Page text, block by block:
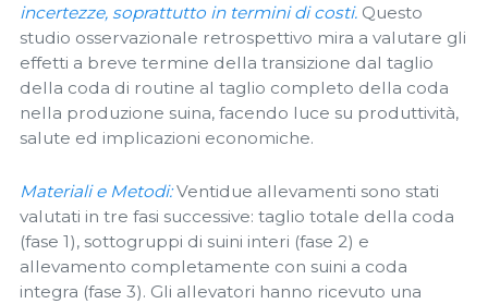
incertezze, soprattutto in termini di costi. Questo
studio osservazionale retrospettivo mira a valutare gli
effetti a breve termine della transizione dal taglio
della coda di routine al taglio completo della coda
nella produzione suina, facendo luce su produttività,
salute ed implicazioni economiche.
Materiali e Metodi:Ventidue allevamenti sono stati
valutati in tre fasi successive: taglio totale della coda
(fase 1), sottogruppi di suini interi (fase 2) e
allevamento completamente con suini a coda
integra (fase 3). Gli allevatori hanno ricevuto una